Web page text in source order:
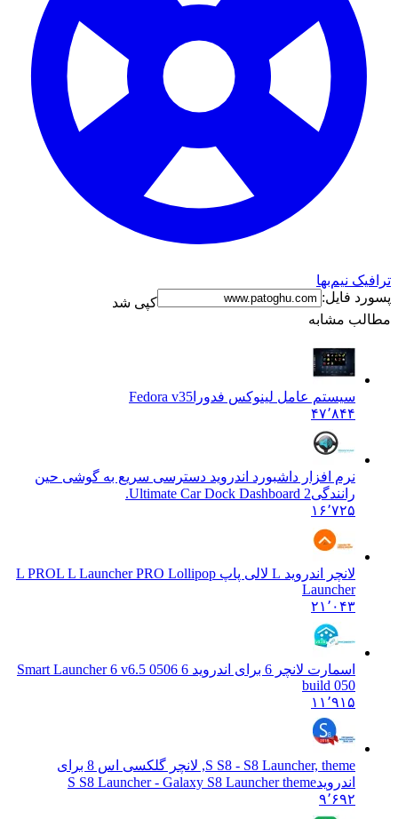
ترافیک نیم‌بها
پسورد فایل:
کپی شد
مطالب مشابه
سیستم عامل لینوکس فدورا Fedora v35
۴۷٬۸۴۴
نرم افزار داشبورد اندروید دسترسی سریع به گوشی حین
رانندگیUltimate Car Dock Dashboard 2.
۱۶٬۷۲۵
لانچر اندروید L لالی پاپ L PRO
L L Launcher PRO Lollipop
Launcher
۲۱٬۰۴۳
اسمارت لانچر 6 برای اندروید 6 050
6 Smart Launcher 6 v6.5
build 050
۱۱٬۹۱۵
S S8 - S8 Launcher, theme, لانچر گلکسی اس 8 برای
اندرویدS S8 Launcher - Galaxy S8 Launcher theme
۹٬۶۹۲